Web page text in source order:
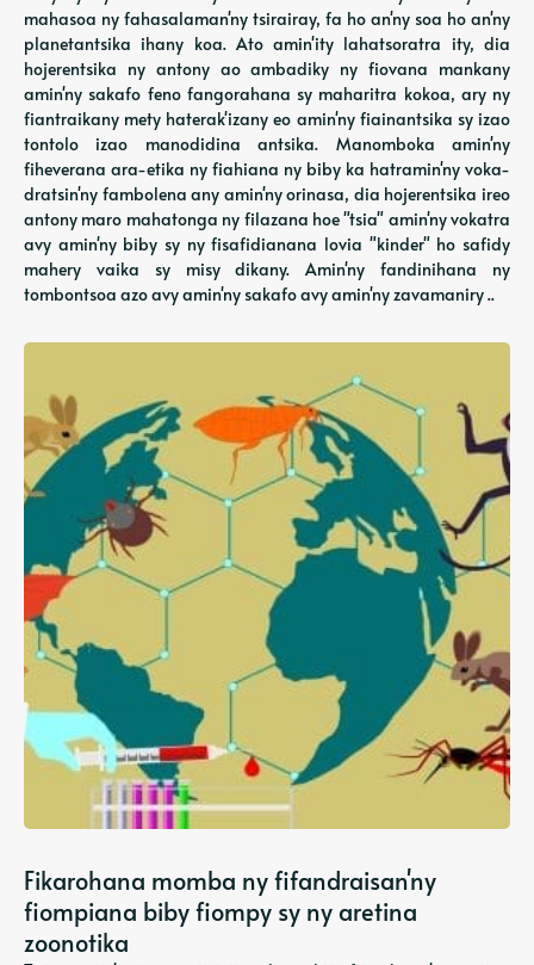
mahasoa ny fahasalaman'ny tsirairay, fa ho an'ny soa ho an'ny
planetantsika ihany koa. Ato amin'ity lahatsoratra ity, dia
hojerentsika ny antony ao ambadiky ny fiovana mankany
amin'ny sakafo feno fangorahana sy maharitra kokoa, ary ny
fiantraikany mety haterak'izany eo amin'ny fiainantsika sy izao
tontolo izao manodidina antsika. Manomboka amin'ny
fiheverana ara-etika ny fiahiana ny biby ka hatramin'ny voka-
dratsin'ny fambolena any amin'ny orinasa, dia hojerentsika ireo
antony maro mahatonga ny filazana hoe "tsia" amin'ny vokatra
avy amin'ny biby sy ny fisafidianana lovia "kinder" ho safidy
mahery vaika sy misy dikany. Amin'ny fandinihana ny
tombontsoa azo avy amin'ny sakafo avy amin'ny zavamaniry ..
Fikarohana momba ny fifandraisan'ny
fiompiana biby fiompy sy ny aretina
zoonotika